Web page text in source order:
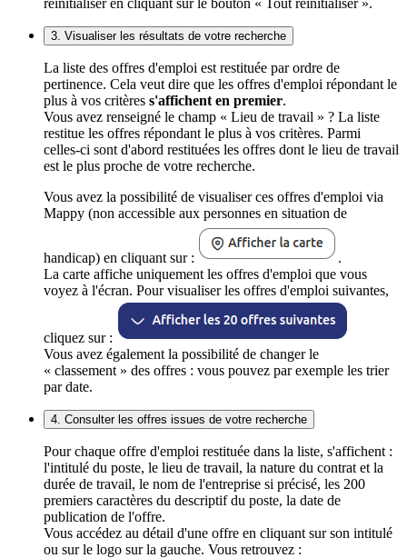
3. Visualiser les résultats de votre recherche
La liste des offres d'emploi est restituée par ordre de
pertinence. Cela veut dire que les offres d'emploi répondant le
plus à vos critères s'affichent en premier.
Vous avez renseigné le champ « Lieu de travail » ? La liste
restitue les offres répondant le plus à vos critères. Parmi
celles-ci sont d'abord restituées les offres dont le lieu de travail
est le plus proche de votre recherche.
Vous avez la possibilité de visualiser ces offres d'emploi via
Mappy (non accessible aux personnes en situation de
handicap) en cliquant sur :
.
La carte affiche uniquement les offres d'emploi que vous
voyez à l'écran. Pour visualiser les offres d'emploi suivantes,
cliquez sur :
Vous avez également la possibilité de changer le
« classement » des offres : vous pouvez par exemple les trier
par date.
4. Consulter les offres issues de votre recherche
Pour chaque offre d'emploi restituée dans la liste, s'affichent :
l'intitulé du poste, le lieu de travail, la nature du contrat et la
durée de travail, le nom de l'entreprise si précisé, les 200
premiers caractères du descriptif du poste, la date de
publication de l'offre.
Vous accédez au détail d'une offre en cliquant sur son intitulé
ou sur le logo sur la gauche. Vous retrouvez :